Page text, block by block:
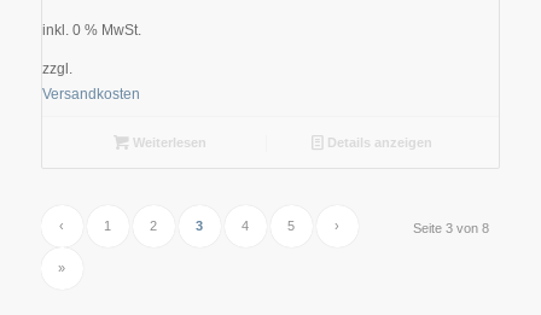
inkl. 0 % MwSt.
zzgl.
Versandkosten
Weiterlesen Details anzeigen
Seite 3 von 8
‹ 1 2 3 4 5 ›
»